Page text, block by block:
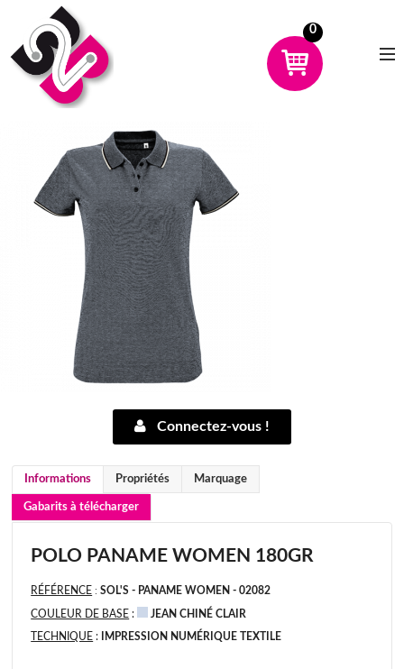
CHOISIR UN PRODUIT
AVANTAGES
MON COMPTE
CONTACT
0
Connectez-vous !
Informations Propriétés Marquage
Gabarits à télécharger
POLO PANAME WOMEN 180GR
RÉFÉRENCE :SOL'S - PANAME WOMEN - 02082
COULEUR DE BASE : JEAN CHINÉ CLAIR
TECHNIQUE : IMPRESSION NUMÉRIQUE TEXTILE